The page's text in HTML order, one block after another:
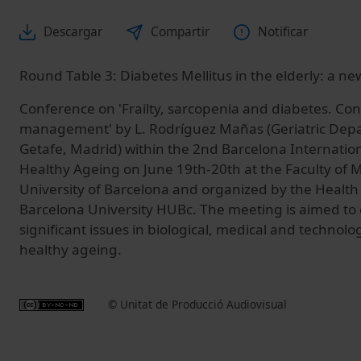
Descargar Compartir Notificar
Round Table 3: Diabetes Mellitus in the elderly: a
Conference on 'Frailty, sarcopenia and diabetes.
management' by L. Rodríguez Mañas (Geriatric
Getafe, Madrid) within the 2nd Barcelona
Healthy Ageing on June 19th-20th at the Faculty of
University of Barcelona and organized by the
Barcelona University HUBc. The meeting is aimed
significant issues in biological, medical and
healthy ageing.
© Unitat de Producció Audiovisual